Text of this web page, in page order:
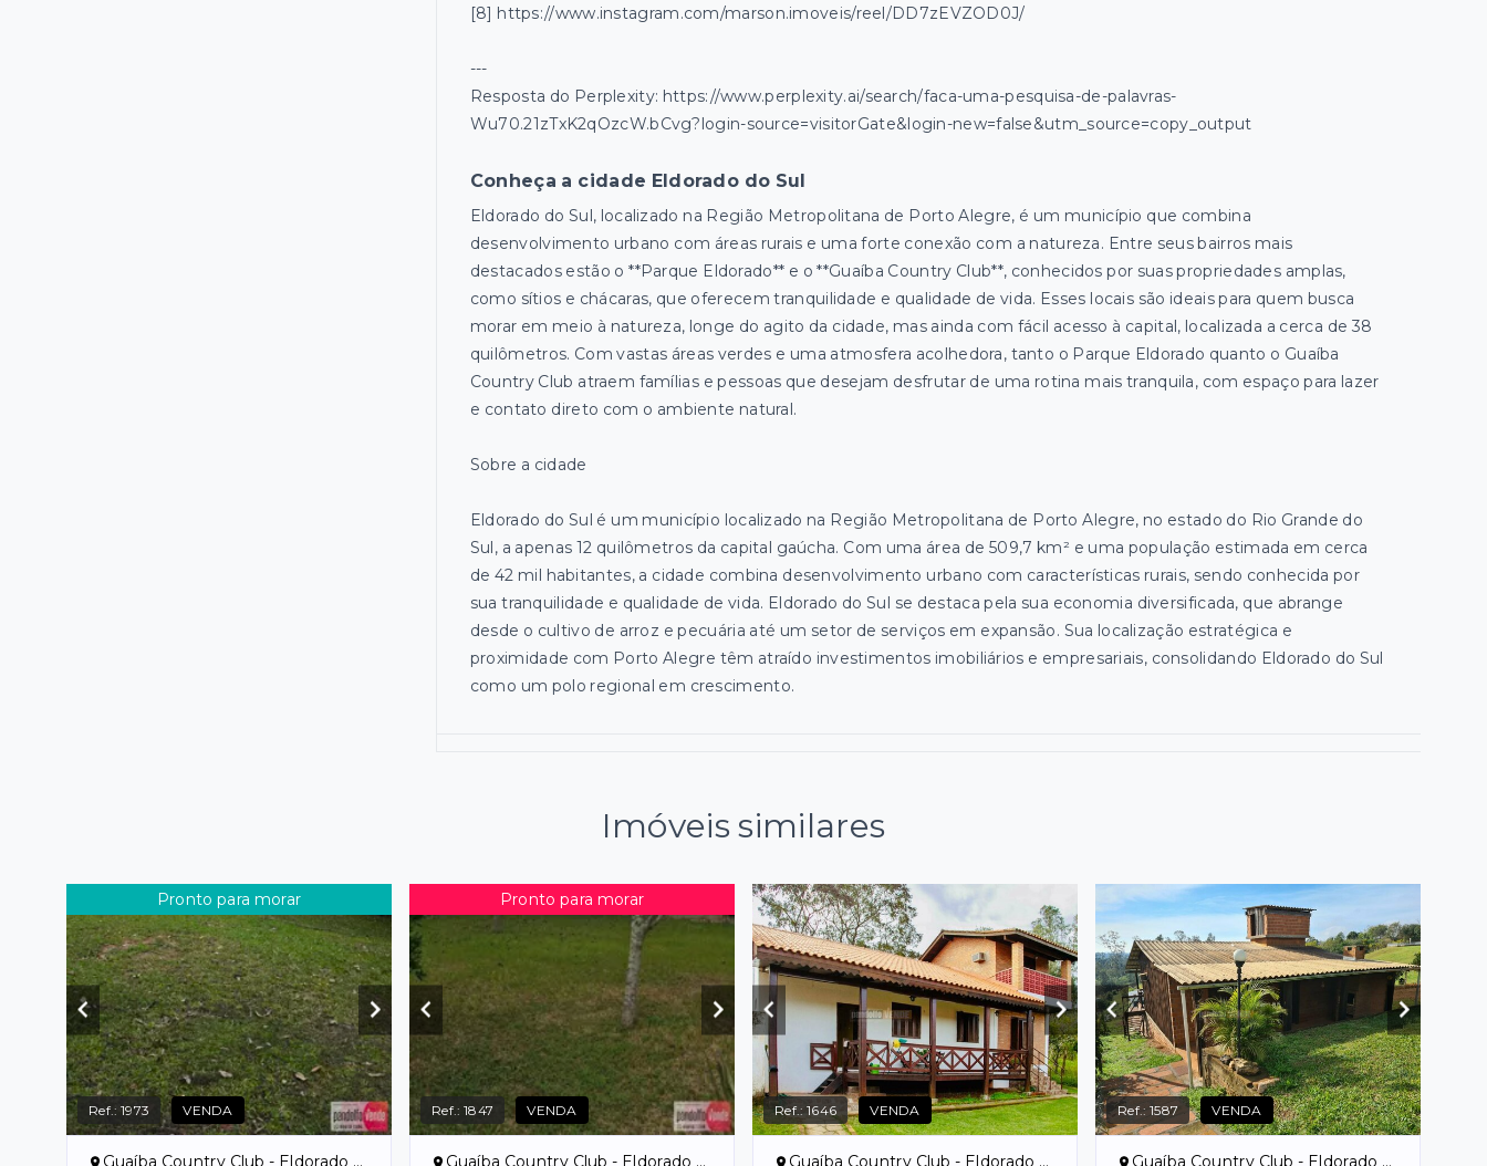
[8] https://www.instagram.com/marson.imoveis/reel/DD7zEVZOD0J/
---
Resposta do Perplexity: https://www.perplexity.ai/search/faca-uma-pesquisa-de-palavras-
Wu70.21zTxK2qOzcW.bCvg?login-source=visitorGate&login-new=false&utm_source=copy_output
Conheça a cidade Eldorado do Sul
Eldorado do Sul, localizado na Região Metropolitana de Porto Alegre, é um município que combina
desenvolvimento urbano com áreas rurais e uma forte conexão com a natureza. Entre seus bairros mais
destacados estão o **Parque Eldorado** e o **Guaíba Country Club**, conhecidos por suas propriedades amplas,
como sítios e chácaras, que oferecem tranquilidade e qualidade de vida. Esses locais são ideais para quem busca
morar em meio à natureza, longe do agito da cidade, mas ainda com fácil acesso à capital, localizada a cerca de 38
quilômetros. Com vastas áreas verdes e uma atmosfera acolhedora, tanto o Parque Eldorado quanto o Guaíba
Country Club atraem famílias e pessoas que desejam desfrutar de uma rotina mais tranquila, com espaço para lazer
e contato direto com o ambiente natural.
Sobre a cidade
Eldorado do Sul é um município localizado na Região Metropolitana de Porto Alegre, no estado do Rio Grande do
Sul, a apenas 12 quilômetros da capital gaúcha. Com uma área de 509,7 km² e uma população estimada em cerca
de 42 mil habitantes, a cidade combina desenvolvimento urbano com características rurais, sendo conhecida por
sua tranquilidade e qualidade de vida. Eldorado do Sul se destaca pela sua economia diversificada, que abrange
desde o cultivo de arroz e pecuária até um setor de serviços em expansão. Sua localização estratégica e
proximidade com Porto Alegre têm atraído investimentos imobiliários e empresariais, consolidando Eldorado do Sul
como um polo regional em crescimento.
Imóveis similares
Pronto para morar
Ref.:1973 VENDA
Guaíba Country Club - Eldorado do Sul/RS
Pronto para morar
Ref.:1847 VENDA
Guaíba Country Club - Eldorado do Sul/RS
Ref.:1646 VENDA
Guaíba Country Club - Eldorado do Sul/RS
Ref.:1587 VENDA
Guaíba Country Club - Eldorado do Sul/RS